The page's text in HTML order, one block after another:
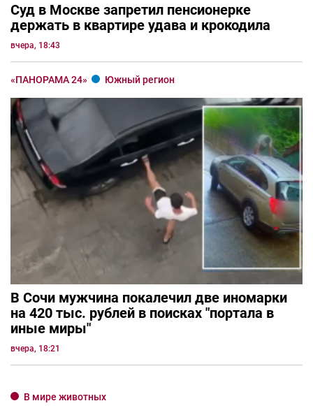
Суд в Москве запретил пенсионерке
держать в квартире удава и крокодила
вчера, 18:43
«ПАНОРАМА 24» Южный регион
В Сочи мужчина покалечил две иномарки
на 420 тыс. рублей в поисках "портала в
иные миры"
вчера, 18:21
В мире животных